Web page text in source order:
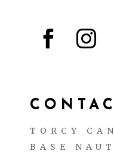
 
TORCY
BASE